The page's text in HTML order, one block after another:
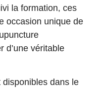
la formation, ces
occasion unique de
d’une véritable
disponibles dans le